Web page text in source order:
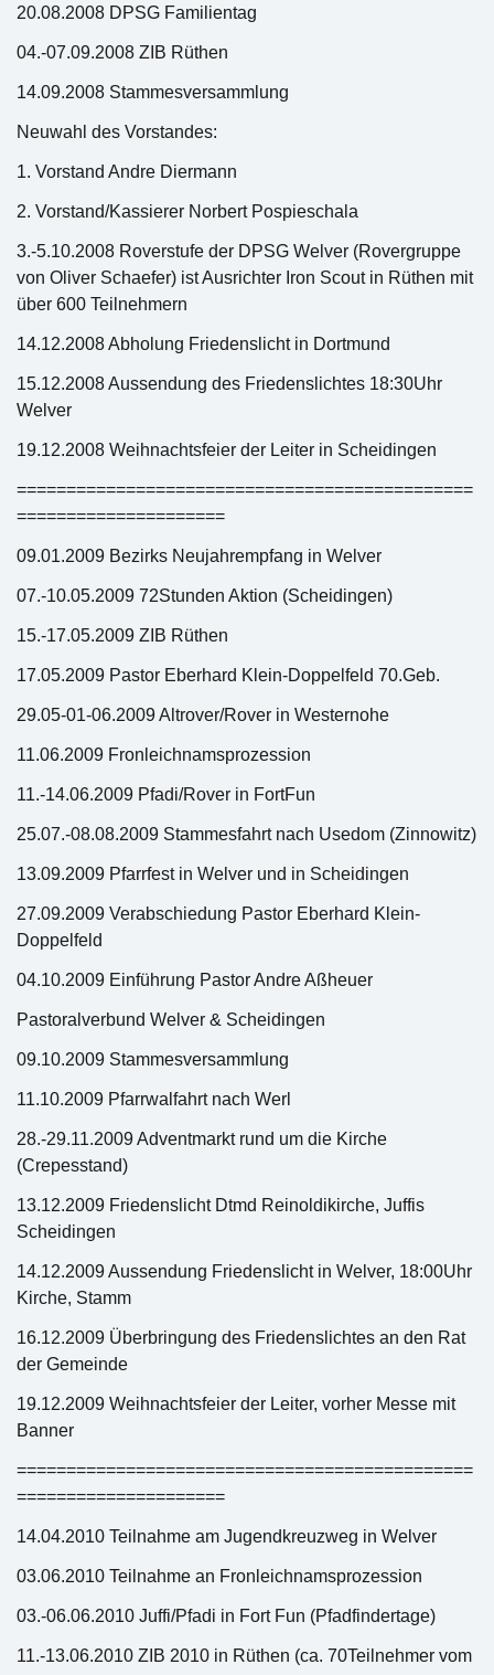
20.08.2008 DPSG Familientag
04.-07.09.2008 ZIB Rüthen
14.09.2008 Stammesversammlung
Neuwahl des Vorstandes:
1. Vorstand Andre Diermann
2. Vorstand/Kassierer Norbert Pospieschala
3.-5.10.2008 Roverstufe der DPSG Welver (Rovergruppe
von Oliver Schaefer) ist Ausrichter Iron Scout in Rüthen mit
über 600 Teilnehmern
14.12.2008 Abholung Friedenslicht in Dortmund
15.12.2008 Aussendung des Friedenslichtes 18:30Uhr
Welver
19.12.2008 Weihnachtsfeier der Leiter in Scheidingen
==============================================
=====================
09.01.2009 Bezirks Neujahrempfang in Welver
07.-10.05.2009 72Stunden Aktion (Scheidingen)
15.-17.05.2009 ZIB Rüthen
17.05.2009 Pastor Eberhard Klein-Doppelfeld 70.Geb.
29.05-01-06.2009 Altrover/Rover in Westernohe
11.06.2009 Fronleichnamsprozession
11.-14.06.2009 Pfadi/Rover in FortFun
25.07.-08.08.2009 Stammesfahrt nach Usedom (Zinnowitz)
13.09.2009 Pfarrfest in Welver und in Scheidingen
27.09.2009 Verabschiedung Pastor Eberhard Klein-
Doppelfeld
04.10.2009 Einführung Pastor Andre Aßheuer
Pastoralverbund Welver & Scheidingen
09.10.2009 Stammesversammlung
11.10.2009 Pfarrwalfahrt nach Werl
28.-29.11.2009 Adventmarkt rund um die Kirche
(Crepesstand)
13.12.2009 Friedenslicht Dtmd Reinoldikirche, Juffis
Scheidingen
14.12.2009 Aussendung Friedenslicht in Welver, 18:00Uhr
Kirche, Stamm
16.12.2009 Überbringung des Friedenslichtes an den Rat
der Gemeinde
19.12.2009 Weihnachtsfeier der Leiter, vorher Messe mit
Banner
==============================================
=====================
14.04.2010 Teilnahme am Jugendkreuzweg in Welver
03.06.2010 Teilnahme an Fronleichnamsprozession
03.-06.06.2010 Juffi/Pfadi in Fort Fun (Pfadfindertage)
11.-13.06.2010 ZIB 2010 in Rüthen (ca. 70Teilnehmer vom